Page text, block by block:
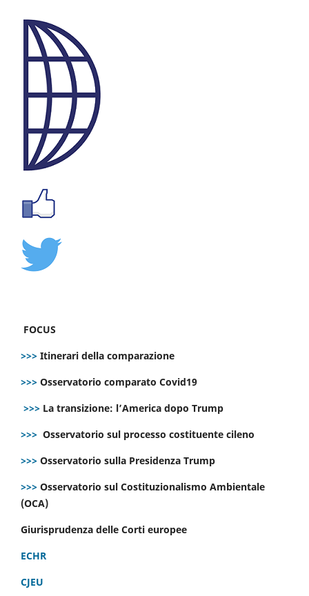
FOCUS
>>> Itinerari della comparazione
>>> Osservatorio comparato Covid19
>>> La transizione: l’America dopo Trump
>>> Osservatorio sul processo costituente cileno
>>> Osservatorio sulla Presidenza Trump
>>> Osservatorio sul Costituzionalismo Ambientale
(OCA)
Giurisprudenza delle Corti europee
ECHR
CJEU